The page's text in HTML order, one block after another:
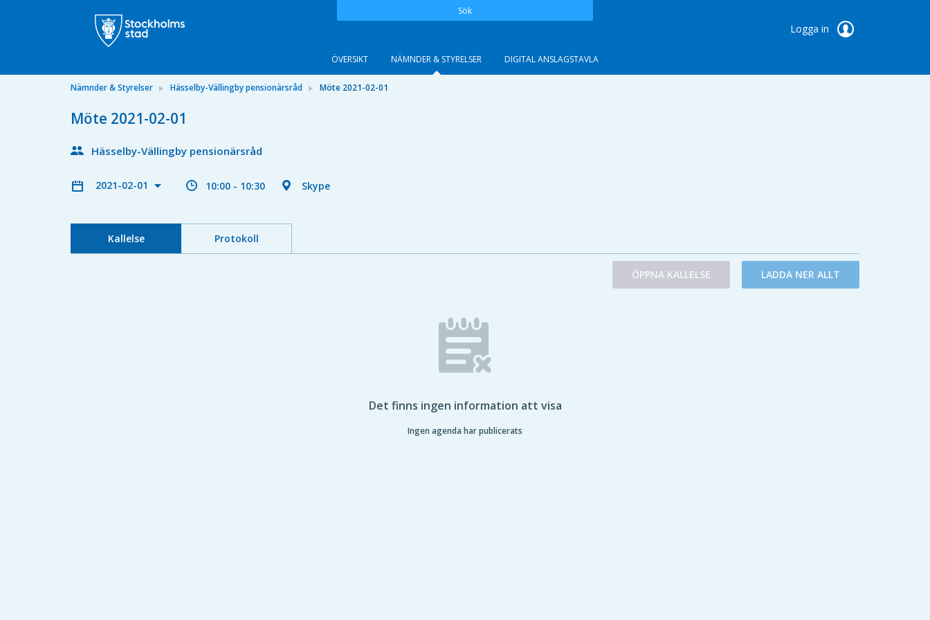
Sök
Logga in
ÖVERSIKT NÄMNDER & STYRELSER DIGITAL ANSLAGSTAVLA
Nämnder & Styrelser Hässelby-Vällingby pensionärsråd Möte 2021-02-01
Möte 2021-02-01
Hässelby-Vällingby pensionärsråd
2021-02-01 10:00 - 10:30 Skype
Kallelse Protokoll
ÖPPNA KALLELSE LADDA NER ALLT
Det finns ingen information att visa
Ingen agenda har publicerats